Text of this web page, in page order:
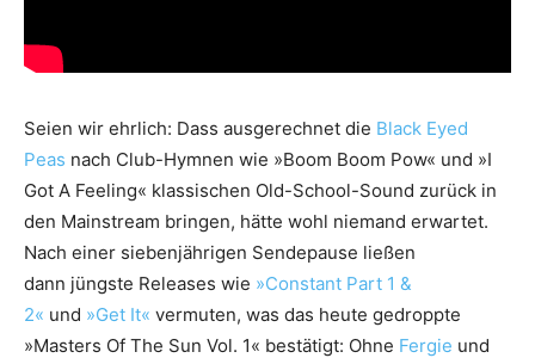
Seien wir ehrlich: Dass ausgerechnet die Black Eyed
Peas nach Club-Hymnen wie »Boom Boom Pow« und »I
Got A Feeling« klassischen Old-School-Sound zurück in
den Mainstream bringen, hätte wohl niemand erwartet.
Nach einer siebenjährigen Sendepause ließen
dann jüngste Releases wie »Constant Part 1 &
2« und »Get It« vermuten, was das heute gedroppte
»Masters Of The Sun Vol. 1« bestätigt: Ohne Fergie und